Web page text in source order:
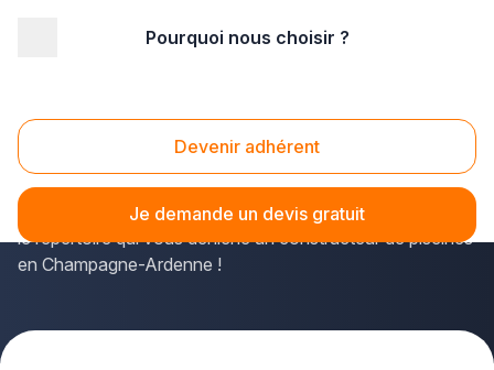
Pourquoi nous choisir ?
Devenir adhérent
Je demande un devis gratuit
Piscine Champagne-Ardenne
Placer des équipements de filtration ou réparer un
ne sera jamais aussi simple qu'avec plus-que-pro.fr,
le répertoire qui vous déniche un constructeur de piscines
en Champagne-Ardenne !